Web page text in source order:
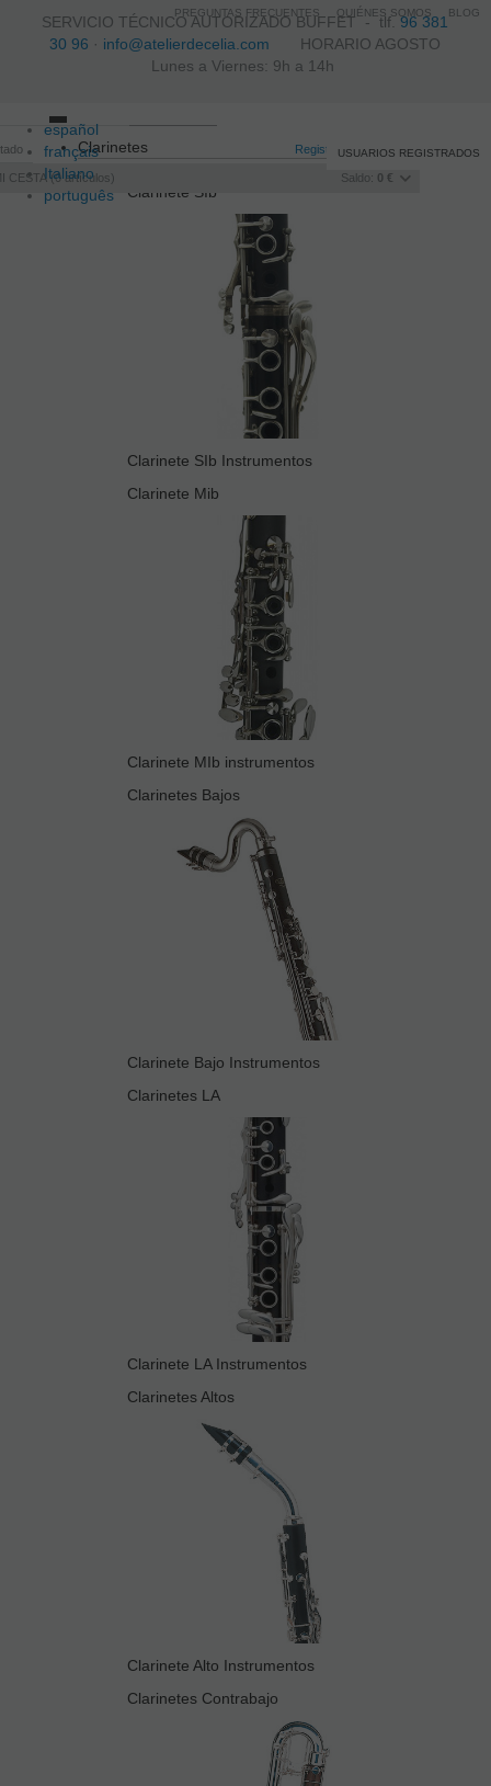
SERVICIO TÉCNICO AUTORIZADO BUFFET -tlf.96 381
30 96 · info@atelierdecelia.com HORARIO AGOSTO
Lunes a Viernes: 9h a 14h
español
français
Italiano
português
Registro /Iniciar sesión
CESTA 0artículos Saldo: 0 €
USUARIOS REGISTRADOS
Toggle
navigation
Clarinetes
Clarinete SIb
Clarinete SIb Instrumentos
Clarinete Mib
Clarinete MIb instrumentos
Clarinetes Bajos
Clarinete Bajo Instrumentos
Clarinetes LA
Clarinete LA Instrumentos
Clarinetes Altos
Clarinete Alto Instrumentos
Clarinetes Contrabajo
PREGUNTAS FRECUENTES QUIÉNES SOMOS BLOG